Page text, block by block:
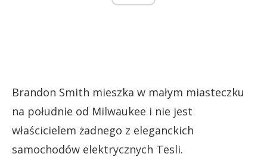
Brandon Smith mieszka w małym miasteczku
na południe od Milwaukee i nie jest
właścicielem żadnego z eleganckich
samochodów elektrycznych Tesli.